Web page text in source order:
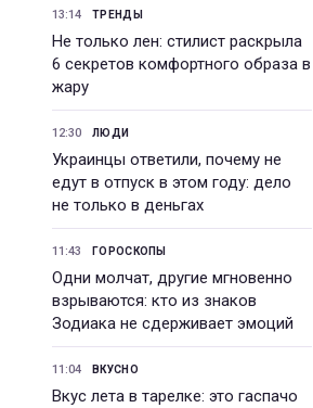
13:14 ТРЕНДЫ
Не только лен: стилист раскрыла
6 секретов комфортного образа в
жару
12:30 ЛЮДИ
Украинцы ответили, почему не
едут в отпуск в этом году: дело
не только в деньгах
11:43 ГОРОСКОПЫ
Одни молчат, другие мгновенно
взрываются: кто из знаков
Зодиака не сдерживает эмоций
11:04 ВКУСНО
Вкус лета в тарелке: это гаспачо